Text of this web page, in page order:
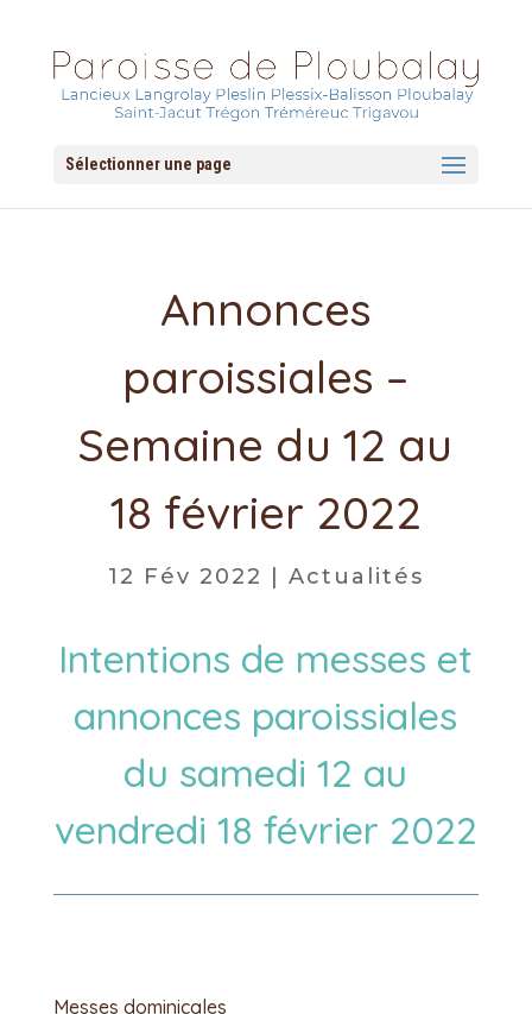
Sélectionner une page
Annonces
paroissiales –
Semaine du 12 au
18 février 2022
12 Fév 2022 Actualités
Intentions de messes et
annonces paroissiales
du samedi 12 au
vendredi 18 février 2022
Messes dominicales